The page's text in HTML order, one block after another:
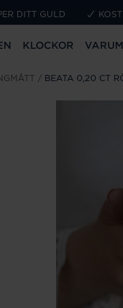
DITT GULD
KLOCKOR
BEATA 0,20 CT